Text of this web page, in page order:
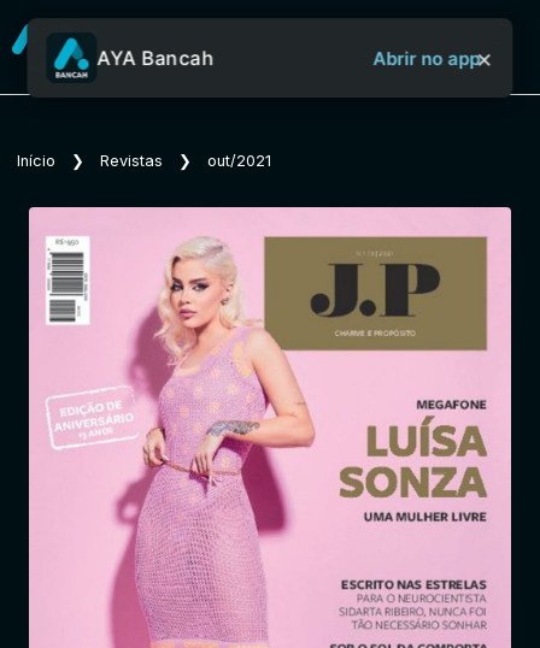
Sobre o Aya Bancah
Início
Revistas
Jornais
Notícias
Entrar
AYA Bancah Abrir no app×
Início ❯ Revistas ❯ out/2021